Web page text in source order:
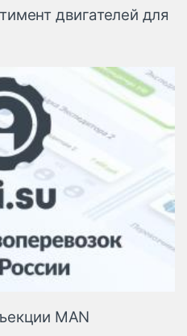
двигателей для
MAN